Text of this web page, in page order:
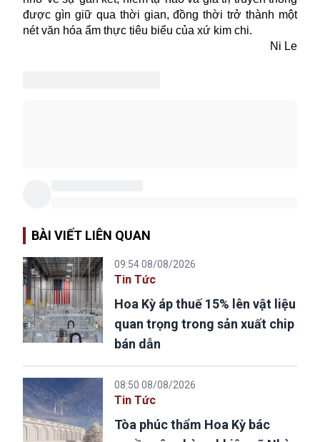
được gìn giữ qua thời gian, đồng thời trở thành một
nét văn hóa ẩm thực tiêu biểu của xứ kim chi.
Ni Le
BÀI VIẾT LIÊN QUAN
09:54 08/08/2026
Tin Tức
Hoa Kỳ áp thuế 15% lên vật liệu
quan trọng trong sản xuất chip
bán dẫn
08:50 08/08/2026
Tin Tức
Tòa phúc thẩm Hoa Kỳ bác